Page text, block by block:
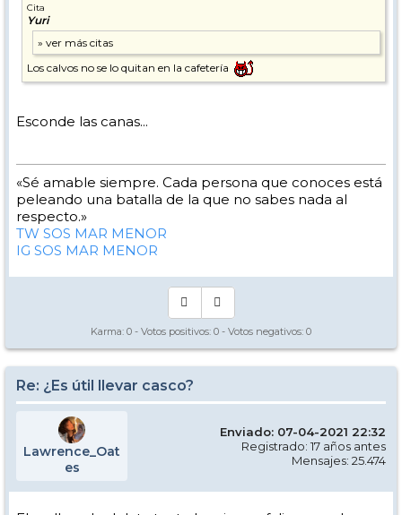
Cita
Yuri
Los calvos no se lo quitan en la cafetería
Esconde las canas...
«Sé amable siempre. Cada persona que conoces está
peleando una batalla de la que no sabes nada al
respecto.»
TW SOS MAR MENOR
IG SOS MAR MENOR
Karma: 0 - Votos positivos: 0 - Votos negativos: 0
Re: ¿Es útil llevar casco?
Lawrence_Oat
es
Enviado: 07-04-2021 22:32
Registrado: 17 años antes
Mensajes: 25.474